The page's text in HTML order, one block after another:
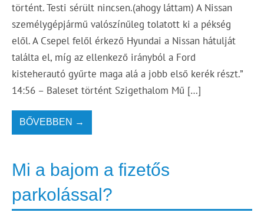
történt. Testi sérült nincsen.(ahogy láttam) A Nissan
személygépjármű valószínűleg tolatott ki a pékség
elől. A Csepel felől érkező Hyundai a Nissan hátulját
találta el, míg az ellenkező irányból a Ford
kisteherautó gyűrte maga alá a jobb első kerék részt.”
14:56 – Baleset történt Szigethalom Mű […]
BŐVEBBEN →
Mi a bajom a fizetős
parkolással?